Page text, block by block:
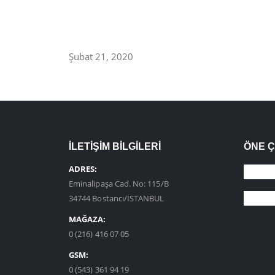
Şubat 21, 2020
İLETİŞİM BİLGİLERİ
ADRES:
Eminalipaşa Cad. No: 115/B
34744 Bostancı/İSTANBUL
MAĞAZA:
0 (216) 416 07 05
GSM:
0 (543) 361 94 19
ÖNE